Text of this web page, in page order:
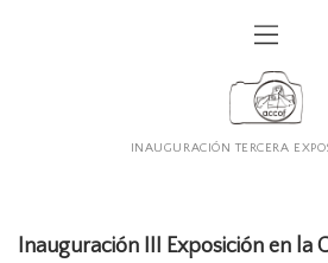
INAUGURACIÓN TERCERA
Inauguración III Exposición en la